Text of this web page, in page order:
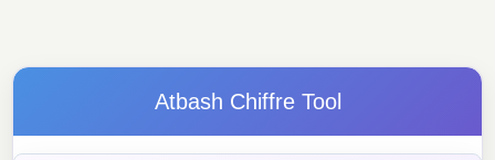
Atbash Chiffre Tool